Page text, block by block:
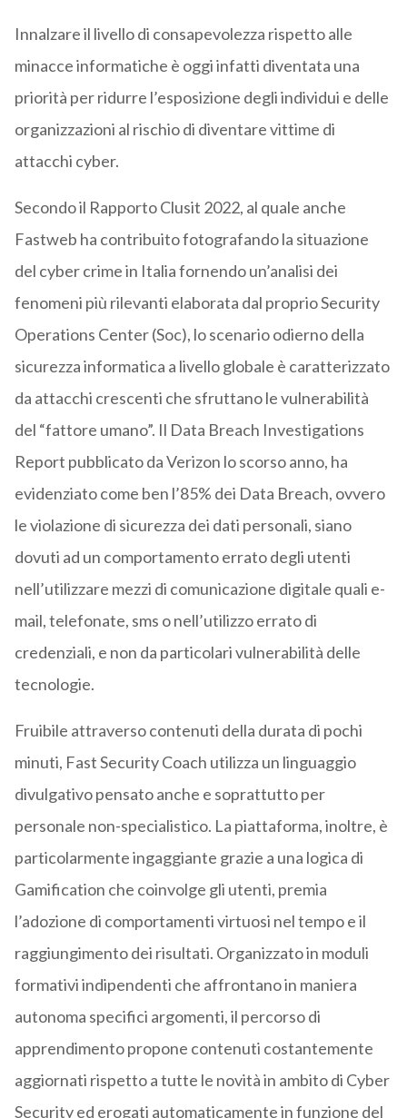
Innalzare il livello di consapevolezza rispetto alle
minacce informatiche è oggi infatti diventata una
priorità per ridurre l’esposizione degli individui e delle
organizzazioni al rischio di diventare vittime di
attacchi cyber.
Secondo il Rapporto Clusit 2022, al quale anche
Fastweb ha contribuito fotografando la situazione
del cyber crime in Italia fornendo un’analisi dei
fenomeni più rilevanti elaborata dal proprio Security
Operations Center (Soc), lo scenario odierno della
sicurezza informatica a livello globale è caratterizzato
da attacchi crescenti che sfruttano le vulnerabilità
del “fattore umano”. Il Data Breach Investigations
Report pubblicato da Verizon lo scorso anno, ha
evidenziato come ben l’85% dei Data Breach, ovvero
le violazione di sicurezza dei dati personali, siano
dovuti ad un comportamento errato degli utenti
nell’utilizzare mezzi di comunicazione digitale quali e-
mail, telefonate, sms o nell’utilizzo errato di
credenziali, e non da particolari vulnerabilità delle
tecnologie.
Fruibile attraverso contenuti della durata di pochi
minuti, Fast Security Coach utilizza un linguaggio
divulgativo pensato anche e soprattutto per
personale non-specialistico. La piattaforma, inoltre, è
particolarmente ingaggiante grazie a una logica di
Gamification che coinvolge gli utenti, premia
l’adozione di comportamenti virtuosi nel tempo e il
raggiungimento dei risultati. Organizzato in moduli
formativi indipendenti che affrontano in maniera
autonoma specifici argomenti, il percorso di
apprendimento propone contenuti costantemente
aggiornati rispetto a tutte le novità in ambito di Cyber
Security ed erogati automaticamente in funzione del